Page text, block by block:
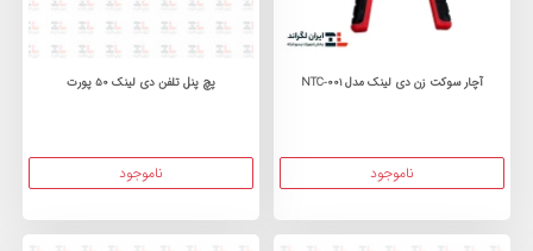
آچار سوکت زن دی لینک مدل NTC-001
ناموجود
پچ پنل تلفن دی لینک 50 پورت
ناموجود